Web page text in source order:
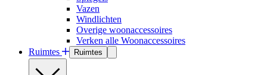
Vazen
Windlichten
Overige woonaccessoires
Verken alle Woonaccessoires
Ruimtes
Ruimtes